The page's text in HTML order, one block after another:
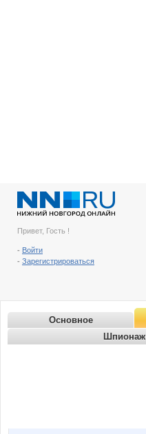
Привет, Гость !
- Войти
- Зарегистрироваться
Основное
Шпионаж